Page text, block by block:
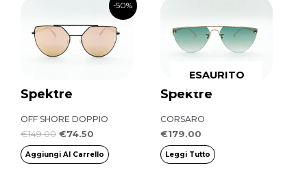
-50%
Spektre
OFF SHORE DOPPIO
€149.00
originale
era:
€149.00.
€74.50
prezzo
attuale
è:
€74.50.
Aggiungi Al Carrello
Spektre
ESAURITO
CORSARO
€179.00
Leggi Tutto